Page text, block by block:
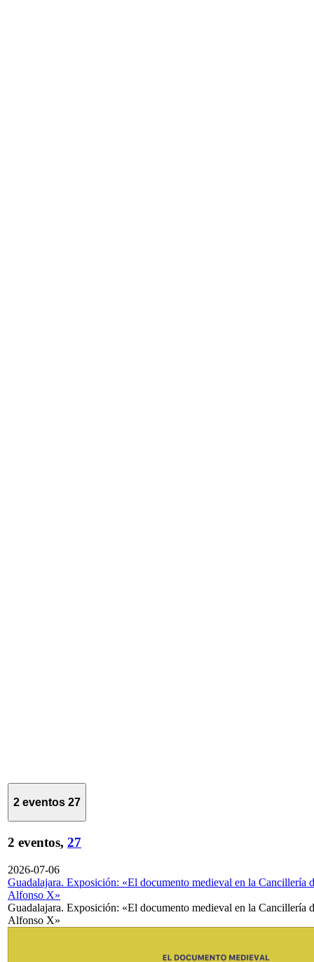
2 eventos 27
2 eventos, 27
2026-07-06
Guadalajara. Exposición: «El documento medieval en la Cancillería
Alfonso X»
Guadalajara. Exposición: «El documento medieval en la Cancillería
Alfonso X»